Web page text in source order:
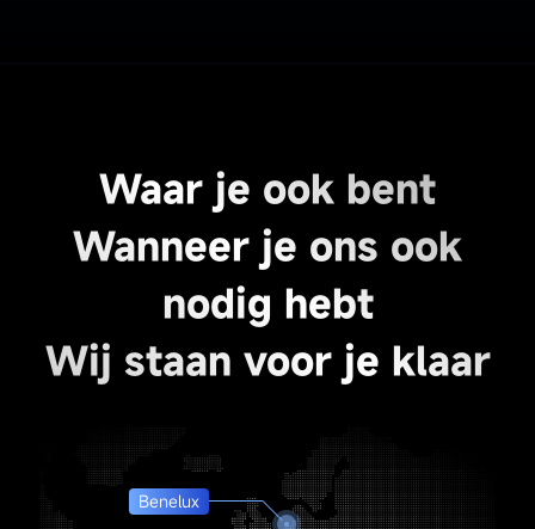
Waar je ook bent
Wanneer je ons ook
nodig hebt
Wij staan voor je klaar
Benelux